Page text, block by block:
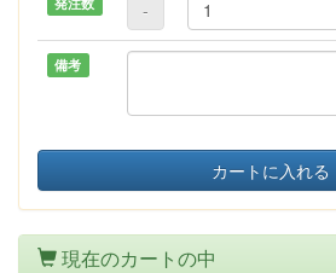
-
備考
カートに入れる
現在のカートの中